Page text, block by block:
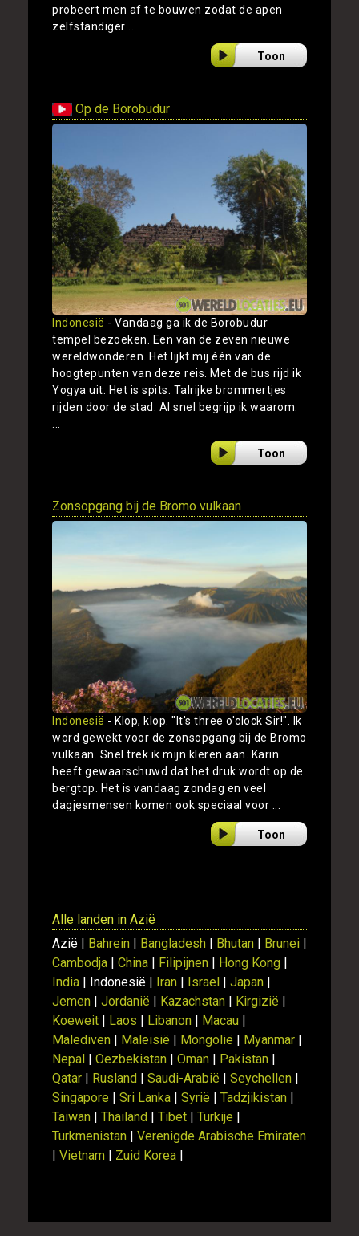
probeert men af te bouwen zodat de apen
zelfstandiger ...
Toon
Op de Borobudur
Indonesië - Vandaag ga ik de Borobudur
tempel bezoeken. Een van de zeven nieuwe
wereldwonderen. Het lijkt mij één van de
hoogtepunten van deze reis. Met de bus rijd ik
Yogya uit. Het is spits. Talrijke brommertjes
rijden door de stad. Al snel begrijp ik waarom.
Toon
Zonsopgang bij de Bromo vulkaan
Indonesië - Klop, klop. "It's three o'clock Sir!". Ik
word gewekt voor de zonsopgang bij de Bromo
vulkaan. Snel trek ik mijn kleren aan. Karin
heeft gewaarschuwd dat het druk wordt op de
bergtop. Het is vandaag zondag en veel
dagjesmensen komen ook speciaal voor ...
Toon
Alle landen in Azië
Azië | Bahrein | Bangladesh | Bhutan | Brunei |
Cambodja | China | Filipijnen | Hong Kong |
India | Indonesië | Iran | Israel | Japan |
Jemen | Jordanië | Kazachstan | Kirgizië |
Koeweit | Laos | Libanon | Macau |
Malediven | Maleisië | Mongolië | Myanmar |
Nepal | Oezbekistan | Oman | Pakistan |
Qatar | Rusland | Saudi-Arabië | Seychellen |
Singapore | Sri Lanka | Syrië | Tadzjikistan |
Taiwan | Thailand | Tibet | Turkije |
Turkmenistan | Verenigde Arabische Emiraten
| Vietnam | Zuid Korea |